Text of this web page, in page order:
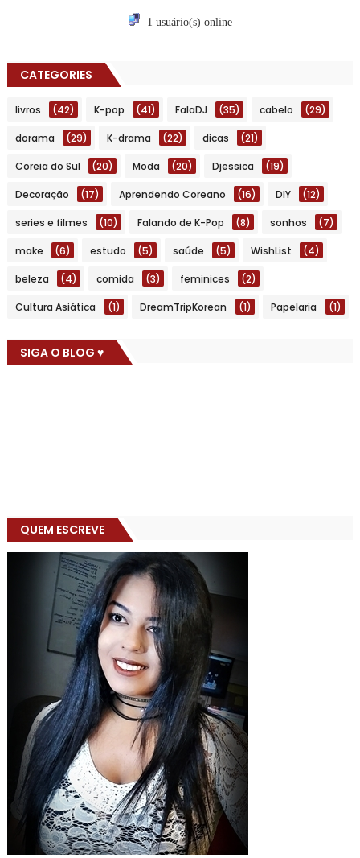
1 usuário(s) online
CATEGORIES
livros (42) K-pop (41) FalaDJ (35) cabelo (29)
dorama (29) K-drama (22) dicas (21)
Coreia do Sul (20) Moda (20) Djessica (19)
Decoração (17) Aprendendo Coreano (16) DIY (12)
series e filmes (10) Falando de K-Pop (8) sonhos (7)
make (6) estudo (5) saúde (5) WishList (4)
beleza (4) comida (3) feminices (2)
Cultura Asiática (1) DreamTripKorean (1) Papelaria (1)
SIGA O BLOG ♥
QUEM ESCREVE